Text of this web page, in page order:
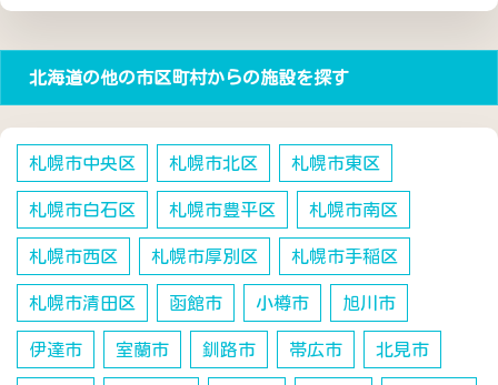
北海道の他の市区町村からの施設を探す
札幌市中央区 札幌市北区 札幌市東区
札幌市白石区 札幌市豊平区 札幌市南区
札幌市西区 札幌市厚別区 札幌市手稲区
札幌市清田区 函館市 小樽市 旭川市
伊達市 室蘭市 釧路市 帯広市 北見市